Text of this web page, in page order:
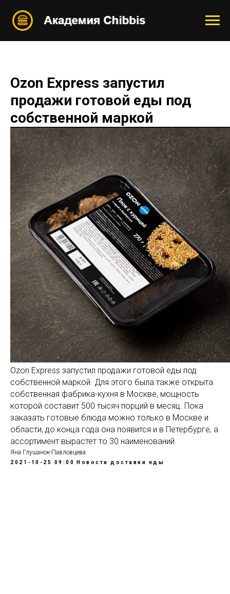
Ozon Express запустил
продажи готовой еды под
собственной маркой
Ozon Express запустил продажи готовой еды под
собственной маркой. Для этого была также открыта
собственная фабрика-кухня в Москве, мощность
которой составит 500 тысяч порций в месяц. Пока
заказать готовые блюда можно только в Москве и
области, до конца года она появится и в Петербурге, а
ассортимент вырастет то 30 наименований.
Яна Глушанок-Павловцева
2021-10-25 09:00 Новости доставки еды